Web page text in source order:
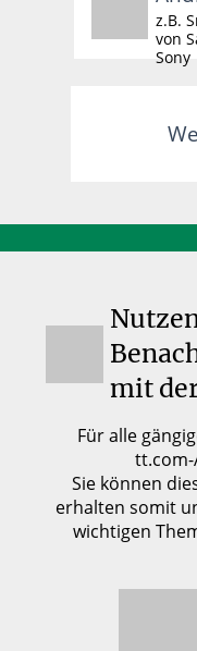
z.B.
von
Sony
mit
Für alle
tt.com-
Sie können
erhalten somit
wichtigen